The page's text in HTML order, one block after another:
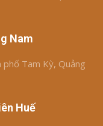
Nam
phố Tam Kỳ, Quảng
Huế